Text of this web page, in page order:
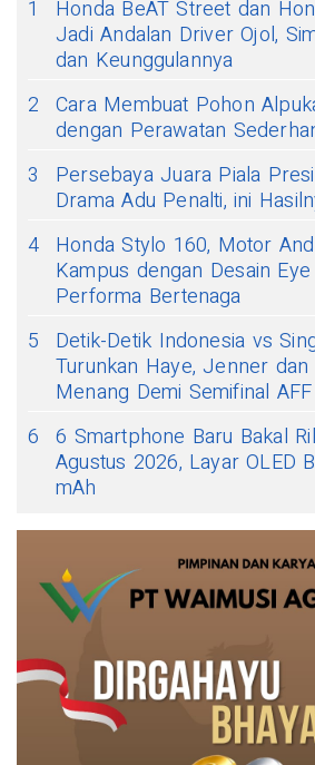
1
Honda BeAT Street dan
Jadi Andalan Driver Ojol,
dan Keunggulannya
2 Cara Membuat Pohon
dengan Perawatan
3
Persebaya Juara Piala
Drama Adu Penalti, ini
4 Honda Stylo 160, Motor
Kampus dengan Desain
Performa Bertenaga
5
Detik-Detik Indonesia vs
Turunkan Haye, Jenner dan
Menang Demi Semifinal AFF
6 6 Smartphone Baru Bakal
Agustus 2026, Layar OLED
mAh